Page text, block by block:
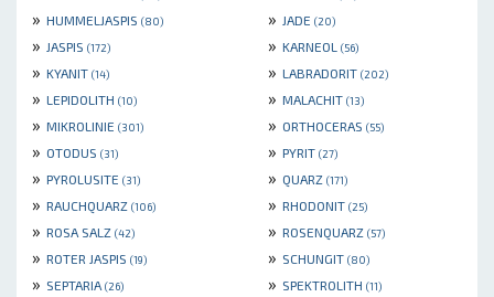
» HUMMELJASPIS (80) » JADE (20)
» JASPIS (172) » KARNEOL (56)
» KYANIT (14) » LABRADORIT (202)
» LEPIDOLITH (10) » MALACHIT (13)
» MIKROLINIE (301) » ORTHOCERAS (55)
» OTODUS (31) » PYRIT (27)
» PYROLUSITE (31) » QUARZ (171)
» RAUCHQUARZ (106) » RHODONIT (25)
» ROSA SALZ (42) » ROSENQUARZ (57)
» ROTER JASPIS (19) » SCHUNGIT (80)
» SEPTARIA (26) » SPEKTROLITH (11)